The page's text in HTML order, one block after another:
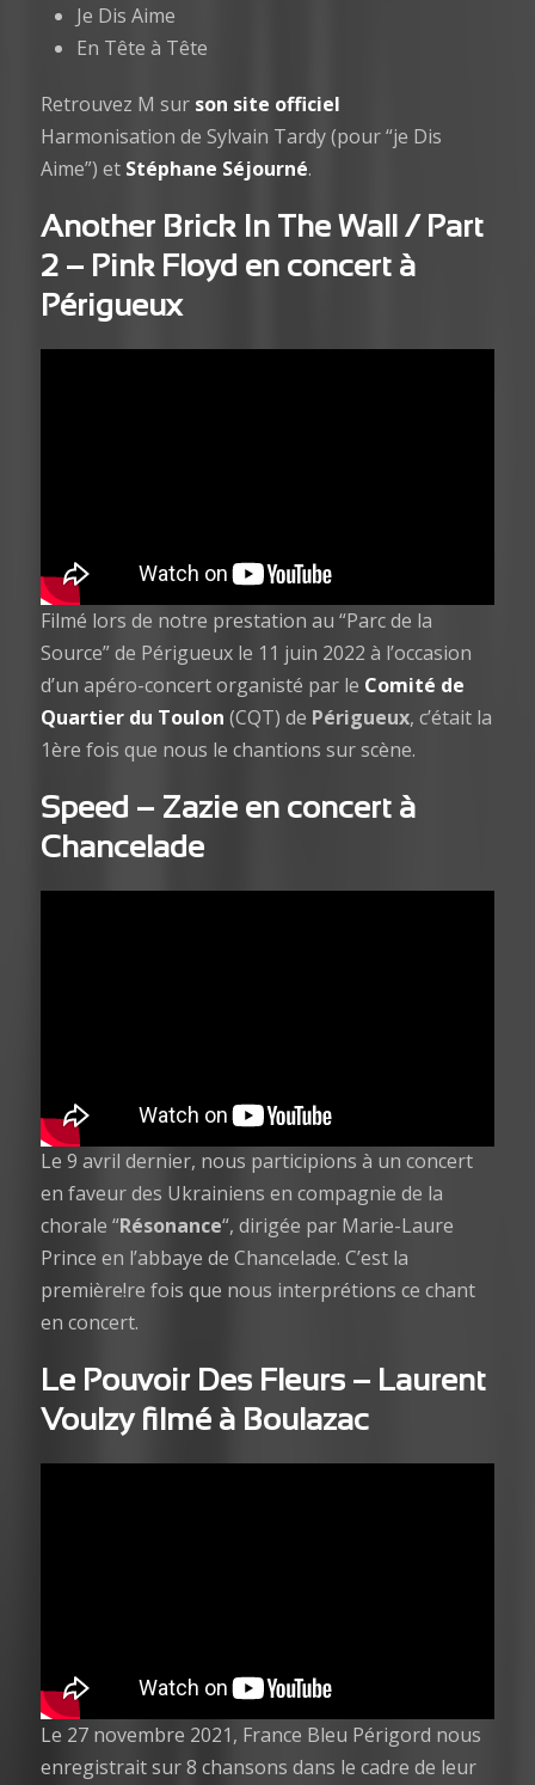
Je Dis Aime
En Tête à Tête
Retrouvez M sur son site officiel
Harmonisation de Sylvain Tardy (pour “je Dis
Aime”) et Stéphane Séjourné.
Another Brick In The Wall
/ Part
2 – Pink Floyd en concert à
Périgueux
Filmé lors de notre prestation au “Parc de la
Source” de Périgueux le 11 juin 2022 à l’occasion
d’un apéro-concert organisté par le Comité de
Quartier du Toulon (CQT) de Périgueux, c’était la
1ère fois que nous le chantions sur scène.
Speed – Zazie en concert à
Chancelade
Le 9 avril dernier, nous participions à un concert
en faveur des Ukrainiens en compagnie de la
chorale “Résonance“, dirigée par Marie-Laure
Prince en l’abbaye de Chancelade. C’est la
première!re fois que nous interprétions ce chant
en concert.
Le Pouvoir Des Fleurs – Laurent
Voulzy filmé à Boulazac
Le 27 novembre 2021, France Bleu Périgord nous
enregistrait sur 8 chansons dans le cadre de leur